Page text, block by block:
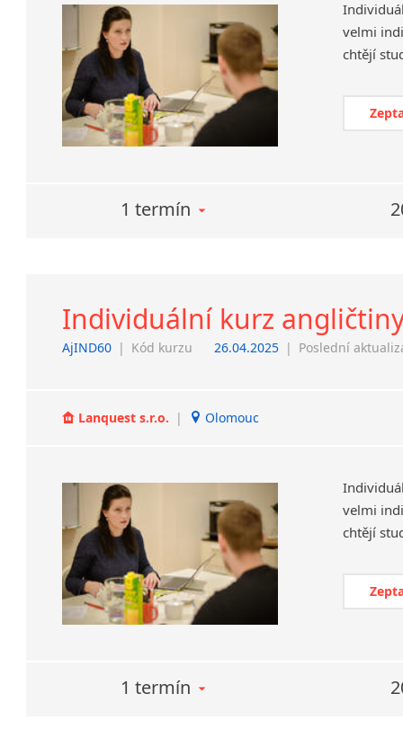
velmi
1 termín
Individuální kurz
AjIND60 | Kód kurzu 26.04.2025 | Poslední
Lanquest s.r.o. | Olomouc
velmi
1 termín